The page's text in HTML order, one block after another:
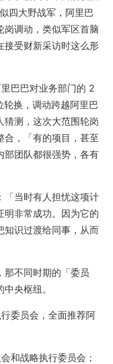
四大野战军，阿里巴
岗调动，类似军区首脑
接受财新采访时这么形
巴巴对业务部门的 2
换，调动跨越阿里巴
猜测，这次大范围轮岗
合，「有的项目，甚至
部团队都很强势，各有
「当时有人担忧这项计
明非常成功。因为它的
知识过渡给同事，从而
那不同时期的「委员
央枢纽。
委员会，全面推荐阿
和战略执行委员会；